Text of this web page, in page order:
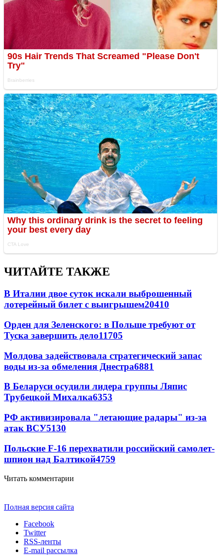
ЧИТАЙТЕ ТАКЖЕ
В Италии двое суток искали выброшенный
лотерейный билет с выигрышем20410
Орден для Зеленского: в Польше требуют от
Туска завершить дело11705
Молдова задействовала стратегический запас
воды из-за обмеления Днестра6881
В Беларуси осудили лидера группы Ляпис
Трубецкой Михалка6353
РФ активизировала "летающие радары" из-за
атак ВСУ5130
Польские F-16 перехватили российский самолет-
шпион над Балтикой4759
Читать комментарии
Полная версия сайта
Facebook
Twitter
RSS-ленты
E-mail рассылка